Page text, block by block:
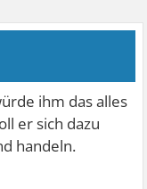
ihm das alles
er sich dazu
handeln.